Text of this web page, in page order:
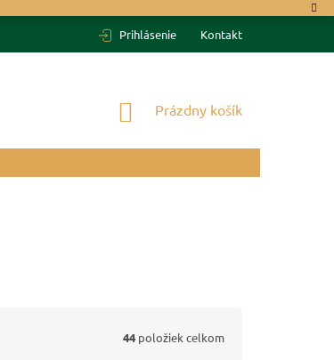
Prihlásenie Kontakt
NÁKUPNÝ
Prázdny košík
44 položiek celkom